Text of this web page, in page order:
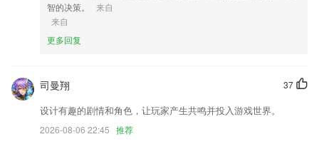
4,根据诊所的收费明细进行收费和打印，让客户消费一目了然，客户更满
5,平台以移动互联网技术为依托，通过变革传统的组织管理、党内活动、
壁垒，有利于增强基层党组织对党员的吸引力和凝聚力。
6,一键取证取得的电子证据可在法律诉讼、法律纠纷、调解仲裁中被可信
采纳，帮助您有效维权。
提现游戏大全软件优势
智的决策。
来自
来自
更多回复
37
司曼翔
设计有趣的剧情和角色，让玩家产生共鸣并投入游戏世界。
2026-08-06 22:45 推荐